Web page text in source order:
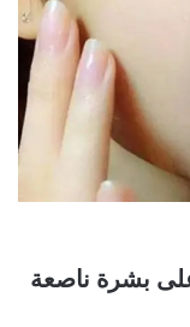
بشرة ناصعة